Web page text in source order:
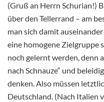
(Gruß an Herrn Schurian!)
über den Tellerrand – am
man sich damit
eine homogene Zielgruppe
noch gelernt werden, denn
nach Schnauze“ und
denken. Also müssen
Deutschland. (Nach Italien